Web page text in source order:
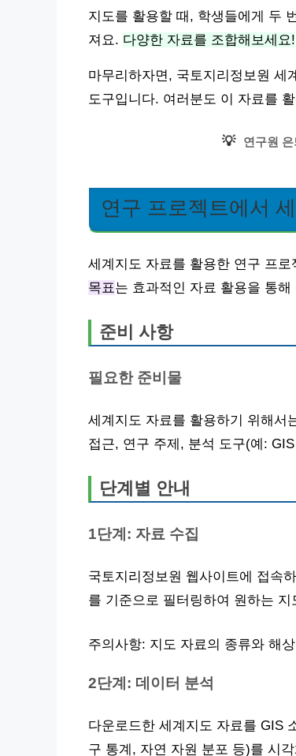
지도를 활용할 때, 학생들에게 두
져요. 다양한 자료를 조합해보세요!
마무리하자면, 국토지리정보원 세
도구입니다. 여러분도 이 자료를
💡 연구원
연구 프로젝트에서
세계지도 자료를 활용한 연구 프
목표는 효과적인 자료 활용을 통
준비 사항
필요한 준비물
세계지도 자료를 활용하기 위해서
접근, 연구 주제, 분석 도구(예:
단계별 안내
1단계: 자료 수집
국토지리정보원 웹사이트에 접속
를 기준으로 필터링하여 원하는
주의사항: 지도 자료의 종류와 해
2단계: 데이터 분석
다운로드한 세계지도 자료를 GIS
구 통계, 자연 자원 분포 등)를 시